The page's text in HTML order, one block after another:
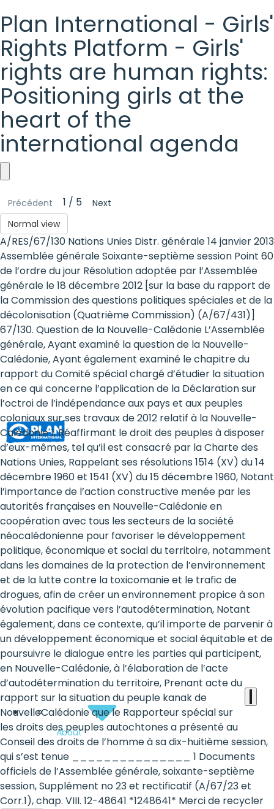
Plan International - Girls'
Rights Platform - Girls'
rights are human rights:
Positioning girls at the
heart of the
international agenda
Plan
International
-
Girls'
Rights
Platform
-
Girls'
rights
are
human
rights:
Positioning
girls
at
the
heart
of
the
international
agenda
About
Précédent 1 / 5
Next
Normal view
A/RES/67/130 Nations Unies Distr. générale 14 janvier 2013
Assemblée générale Soixante-septième session Point 60
de l’ordre du jour Résolution adoptée par l’Assemblée
générale le 18 décembre 2012 [sur la base du rapport de
la Commission des questions politiques spéciales et de la
décolonisation (Quatrième Commission) (A/67/431)]
67/130. Question de la Nouvelle-Calédonie L’Assemblée
générale, Ayant examiné la question de la Nouvelle-
Calédonie, Ayant également examiné le chapitre du
rapport du Comité spécial chargé d’étudier la situation
en ce qui concerne l’application de la Déclaration sur
l’octroi de l’indépendance aux pays et aux peuples
coloniaux sur ses travaux de 2012 relatif à la Nouvelle-
Calédonie 1, Réaffirmant le droit des peuples à disposer
d’eux-mêmes, tel qu’il est consacré par la Charte des
Nations Unies, Rappelant ses résolutions 1514 (XV) du 14
décembre 1960 et 1541 (XV) du 15 décembre 1960, Notant
l’importance de l’action constructive menée par les
autorités françaises en Nouvelle-Calédonie en
coopération avec tous les secteurs de la société
néocalédonienne pour favoriser le développement
politique, économique et social du territoire, notamment
dans les domaines de la protection de l’environnement
et de la lutte contre la toxicomanie et le trafic de
drogues, afin de créer un environnement propice à son
évolution pacifique vers l’autodétermination, Notant
également, dans ce contexte, qu’il importe de parvenir à
un développement économique et social équitable et de
poursuivre le dialogue entre les parties qui participent,
en Nouvelle-Calédonie, à l’élaboration de l’acte
d’autodétermination du territoire, Prenant acte du
rapport sur la situation du peuple kanak de
NouvelleCalédonie que le Rapporteur spécial sur
les droits des peuples autochtones a présenté au
Conseil des droits de l’homme à sa dix-huitième session,
qui s’est tenue _______________ 1 Documents
officiels de l’Assemblée générale, soixante-septième
session, Supplément no 23 et rectificatif (A/67/23 et
Corr.1), chap. VIII. 12-48641 *1248641* Merci de recycler